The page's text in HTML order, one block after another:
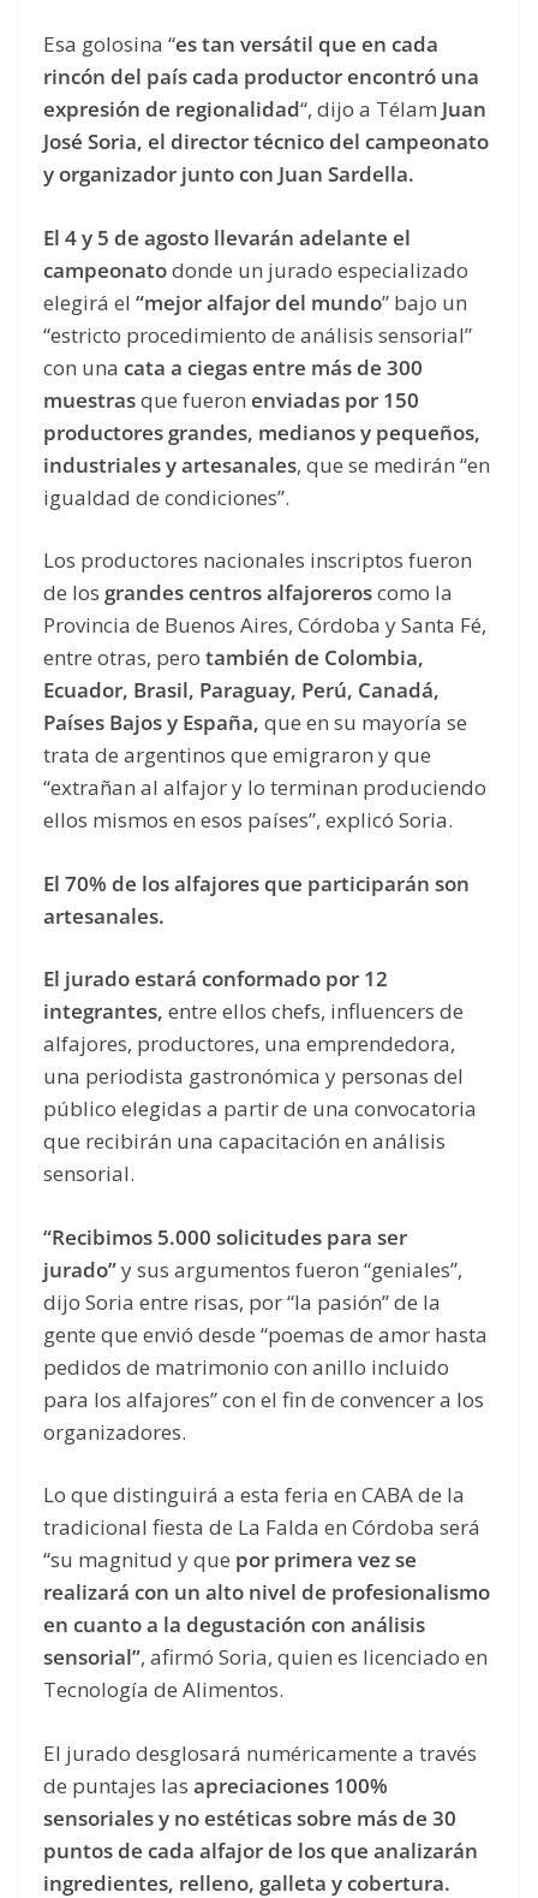
Esa golosina “es tan versátil que en cada
rincón del país cada productor encontró una
expresión de regionalidad“, dijo a Télam Juan
José Soria, el director técnico del campeonato
y organizador junto con Juan Sardella.
El 4 y 5 de agosto llevarán adelante el
campeonatodonde un jurado especializado
elegirá el “mejor alfajor del mundo” bajo un
“estricto procedimiento de análisis sensorial”
con una cata a ciegas entre más de 300
muestrasque fueron enviadas por 150
productores grandes, medianos y pequeños,
industriales y artesanales, que se medirán “en
igualdad de condiciones”.
Los productores nacionales inscriptos fueron
de los grandes centros alfajoreroscomo la
Provincia de Buenos Aires, Córdoba y Santa Fé,
entre otras, pero también de Colombia,
Ecuador, Brasil, Paraguay, Perú, Canadá,
Países Bajos y España, que en su mayoría se
trata de argentinos que emigraron y que
“extrañan al alfajor y lo terminan produciendo
ellos mismos en esos países”, explicó Soria.
El 70% de los alfajores que participarán son
artesanales.
El jurado estará conformado por 12
integrantes, entre ellos chefs, influencers de
alfajores, productores, una emprendedora,
una periodista gastronómica y personas del
público elegidas a partir de una convocatoria
que recibirán una capacitación en análisis
sensorial.
“Recibimos 5.000 solicitudes para ser
jurado”y sus argumentos fueron “geniales”,
dijo Soria entre risas, por “la pasión” de la
gente que envió desde “poemas de amor hasta
pedidos de matrimonio con anillo incluido
para los alfajores” con el fin de convencer a los
organizadores.
Lo que distinguirá a esta feria en CABA de la
tradicional fiesta de La Falda en Córdoba será
“su magnitud y que por primera vez se
realizará con un alto nivel de profesionalismo
en cuanto a la degustación con análisis
sensorial”, afirmó Soria, quien es licenciado en
Tecnología de Alimentos.
El jurado desglosará numéricamente a través
de puntajes las apreciaciones 100%
sensoriales y no estéticas sobre más de 30
puntos de cada alfajor de los que analizarán
ingredientes, relleno, galleta y cobertura.